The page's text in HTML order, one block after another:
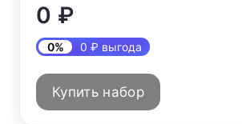
0 ₽
0% 0 ₽ выгода
Купить набор